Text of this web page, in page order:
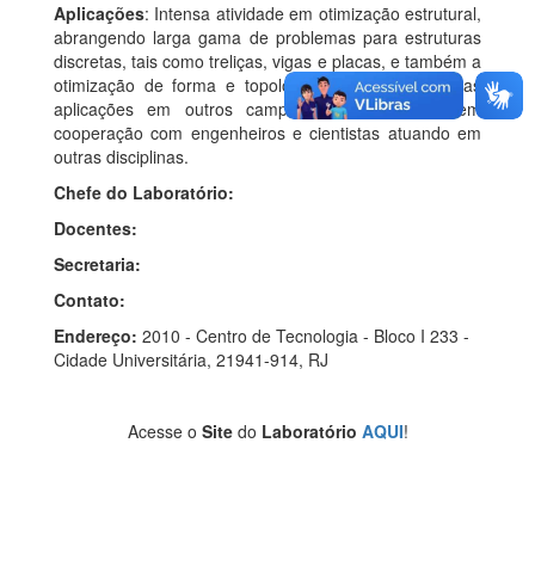
Aplicações: Intensa atividade em otimização estrutural,
abrangendo larga gama de problemas para estruturas
discretas, tais como treliças, vigas e placas, e também a
otimização de forma e topologia de sólidos; diversas
aplicações em outros campos da Engenharia, em
cooperação com engenheiros e cientistas atuando em
outras disciplinas.
Chefe do Laboratório:
Docentes:
Secretaria:
Contato:
Endereço: 2010 - Centro de Tecnologia - Bloco I 233 -
Cidade Universitária, 21941-914, RJ
Acesse o Sitedo Laboratório AQUI!